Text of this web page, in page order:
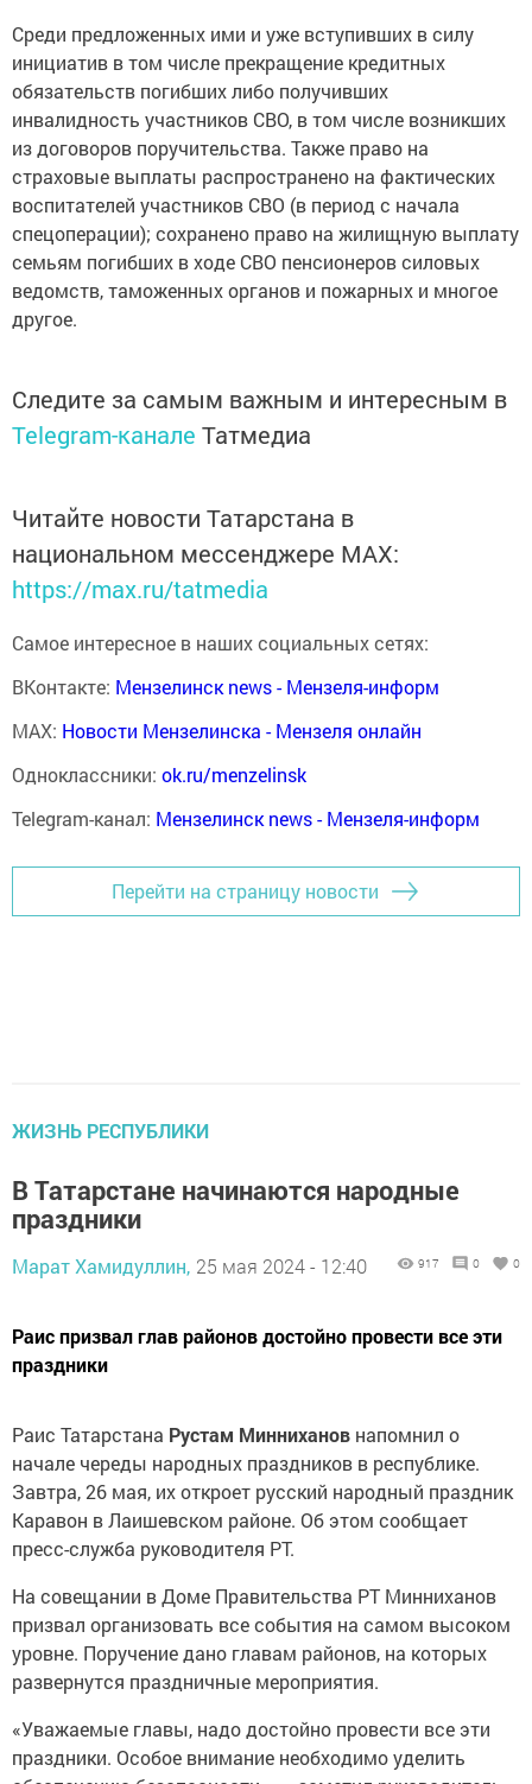
Среди предложенных ими и уже вступивших в силу
инициатив в том числе прекращение кредитных
обязательств погибших либо получивших
инвалидность участников СВО, в том числе возникших
из договоров поручительства. Также право на
страховые выплаты распространено на фактических
воспитателей участников СВО (в период с начала
спецоперации); сохранено право на жилищную выплату
семьям погибших в ходе СВО пенсионеров силовых
ведомств, таможенных органов и пожарных и многое
другое.
Следите за самым важным и интересным в
Telegram-канале Татмедиа
Читайте новости Татарстана в
национальном мессенджере MАХ:
https://max.ru/tatmedia
Самое интересное в наших социальных сетях:
ВКонтакте: Мензелинск news - Мензеля-информ
MAX: Новости Мензелинска - Мензеля онлайн
Одноклассники: ok.ru/menzelinsk
Telegram-канал: Мензелинск news - Мензеля-информ
Перейти на страницу новости
ЖИЗНЬ РЕСПУБЛИКИ
В Татарстане начинаются народные
праздники
Марат Хамидуллин, 25 мая 2024 - 12:40 917 0 0
Раис призвал глав районов достойно провести все эти
праздники
Раис Татарстана Рустам Минниханов напомнил о
начале череды народных праздников в республике.
Завтра, 26 мая, их откроет русский народный праздник
Каравон в Лаишевском районе. Об этом сообщает
пресс-служба руководителя РТ.
На совещании в Доме Правительства РТ Минниханов
призвал организовать все события на самом высоком
уровне. Поручение дано главам районов, на которых
развернутся праздничные мероприятия.
«Уважаемые главы, надо достойно провести все эти
праздники. Особое внимание необходимо уделить